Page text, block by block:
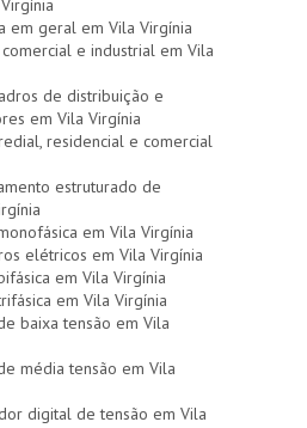
em geral em Vila Virgínia
e industrial em Vila
de distribuição e
em Vila Virgínia
residencial e comercial
estruturado de
em Vila Virgínia
elétricos em Vila Virgínia
em Vila Virgínia
em Vila Virgínia
baixa tensão em Vila
média tensão em Vila
digital de tensão em Vila